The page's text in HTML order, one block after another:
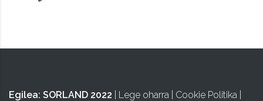
Egilea: SORLAND 2022 Lege oharra Cookie Politika